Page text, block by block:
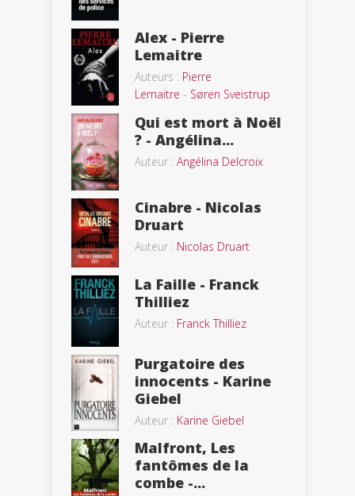
Alex - Pierre
Lemaitre
Auteurs : Pierre
Lemaitre - Søren Sveistrup
Qui est mort à Noël
? - Angélina...
Auteur : Angélina Delcroix
Cinabre - Nicolas
Druart
Auteur : Nicolas Druart
La Faille - Franck
Thilliez
Auteur : Franck Thilliez
Purgatoire des
innocents - Karine
Giebel
Auteur : Karine Giebel
Malfront, Les
fantômes de la
combe -...